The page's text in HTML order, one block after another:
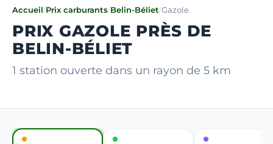
Accueil/Prix carburants/Belin-Béliet/Gazole
PRIX GAZOLE PRÈS DE
BELIN-BÉLIET
1 station ouverte dans un rayon de 5 km